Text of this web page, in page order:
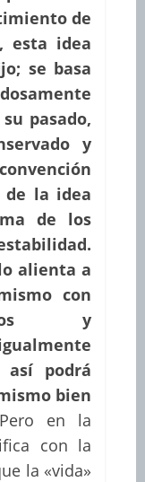
de
esta idea
se basa
pasado,
y
la idea
de los
alienta a
con
y
así podrá
bien
en la
con la
la «vida»